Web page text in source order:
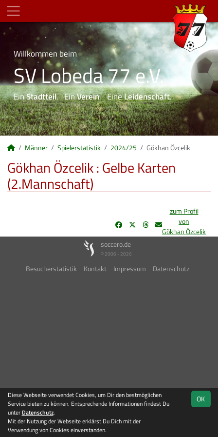
Willkommen beim
SV Lobeda 77 e.V.
EinStadtteil. EinVerein. EineLeidenschaft.
Männer Spielerstatistik 2024/25 Gökhan Özcelik
Gökhan Özcelik : Gelbe Karten
(2.Mannschaft)
zum Profil
von
Gökhan Özcelik
soccero.de
© 2006 - 2026
Besucherstatistik Kontakt Impressum Datenschutz
OK
Diese Webseite verwendet Cookies, um Dir den bestmöglichen
Service bieten zu können. Entsprechende Informationen findest Du
unter Datenschutz.
Mit der Nutzung der Webseite erklärst Du Dich mit der
Verwendung von Cookies einverstanden.